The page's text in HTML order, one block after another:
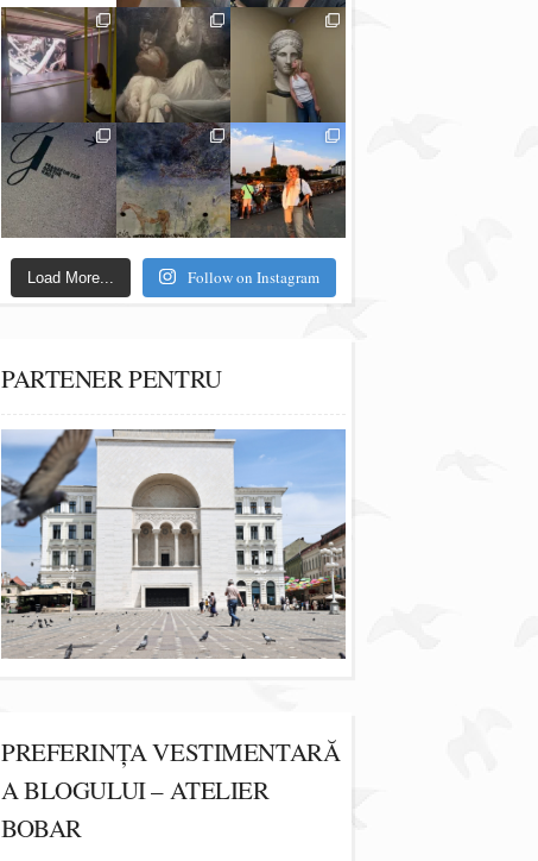
Load More... Follow on Instagram
PARTENER PENTRU
PREFERINȚA VESTIMENTARĂ
A BLOGULUI – ATELIER
BOBAR